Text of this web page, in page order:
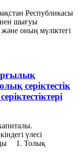
Республикасы
шығуы
оның мүліктегі
серiктестiк
үлесi
1. Толық